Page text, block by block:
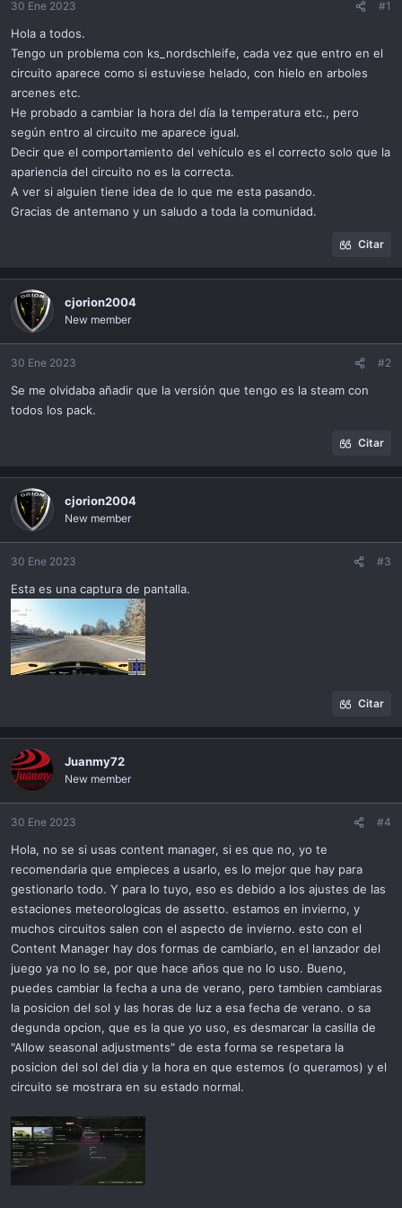
30 Ene 2023 #1
Hola a todos.
Tengo un problema con ks_nordschleife, cada vez que entro en el
circuito aparece como si estuviese helado, con hielo en arboles
arcenes etc.
He probado a cambiar la hora del día la temperatura etc., pero
según entro al circuito me aparece igual.
Decir que el comportamiento del vehículo es el correcto solo que la
apariencia del circuito no es la correcta.
A ver si alguien tiene idea de lo que me esta pasando.
Gracias de antemano y un saludo a toda la comunidad.
Citar
cjorion2004
New member
30 Ene 2023 #2
Se me olvidaba añadir que la versión que tengo es la steam con
todos los pack.
Citar
cjorion2004
New member
30 Ene 2023 #3
Esta es una captura de pantalla.
Citar
Juanmy72
New member
30 Ene 2023 #4
Hola, no se si usas content manager, si es que no, yo te
recomendaria que empieces a usarlo, es lo mejor que hay para
gestionarlo todo. Y para lo tuyo, eso es debido a los ajustes de las
estaciones meteorologicas de assetto. estamos en invierno, y
muchos circuitos salen con el aspecto de invierno. esto con el
Content Manager hay dos formas de cambiarlo, en el lanzador del
juego ya no lo se, por que hace años que no lo uso. Bueno,
puedes cambiar la fecha a una de verano, pero tambien cambiaras
la posicion del sol y las horas de luz a esa fecha de verano. o sa
degunda opcion, que es la que yo uso, es desmarcar la casilla de
"Allow seasonal adjustments" de esta forma se respetara la
posicion del sol del dia y la hora en que estemos (o queramos) y el
circuito se mostrara en su estado normal.